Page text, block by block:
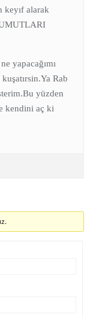
keyıf alarak
yapacağımı
Rab
yüzden
kendini aç ki